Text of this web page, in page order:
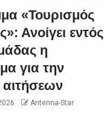
«Τουρισμός
Ανοίγει εντός
η
για την
Antenna-Star